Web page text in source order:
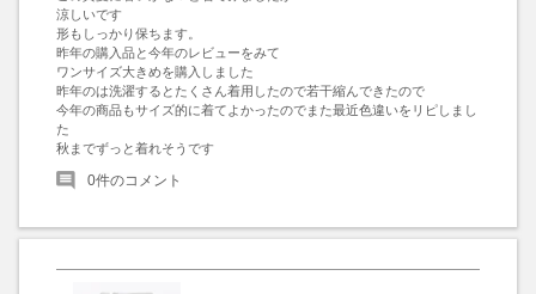
涼しいです
形もしっかり保ちます。
昨年の購入品と今年のレビューをみて
ワンサイズ大きめを購入しました
昨年のは洗濯するとたくさん着用したので若干縮んできたので
今年の商品もサイズ的に着てよかったのでまた最近色違いをリピしまし
た
秋までずっと着れそうです
0件のコメント